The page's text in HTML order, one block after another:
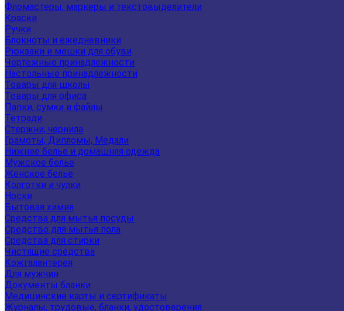
Фломастеры, маркеры и текстовыделители
Краски
Ручки
Блокноты и ежедневники
Рюкзаки и мешки для обуви
Чертежные принадлежности
Настольные принадлежности
Товары для школы
Товары для офиса
Папки, сумки и файлы
Тетради
Стержни, чернила
Грамоты, Дипломы, Медали
Нижнее белье и домашняя одежда
Мужское белье
Женское белье
Колготки и чулки
Носки
Бытовая химия
Средства для мытья посуды
Средство для мытья пола
Средства для стирки
Чистящие средства
Кожгалантерея
Для мужчин
Документы бланки
Медицинские карты и сертификаты
Журналы, трудовые, бланки, удостоверения